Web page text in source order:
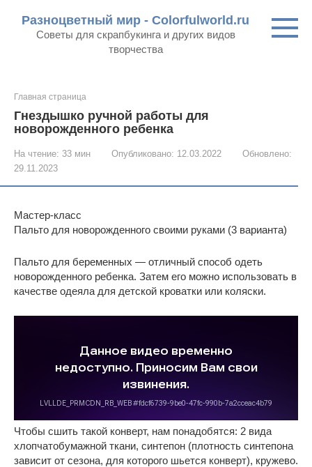
контенту
Разноцветный мир - Colorfulworld.ru
Советы для скрапбукинга и других видов
творчества
Главная страница
Гнездышко ручной работы для
новорожденного ребенка
На чтение: 33 мин Опубликовано: 12.03.2022
Обновлено:
29.11.2023
Мастер-класс
Пальто для новорожденного своими руками (3 варианта)
Пальто для беременных — отличный способ одеть
новорожденного ребенка. Затем его можно использовать в
качестве одеяла для детской кроватки или коляски.
Чтобы сшить такой конверт, нам понадобятся: 2 вида
хлопчатобумажной ткани, синтепон (плотность синтепона
зависит от сезона, для которого шьется конверт), кружево.